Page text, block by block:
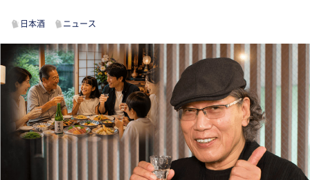
日本酒 ニュース